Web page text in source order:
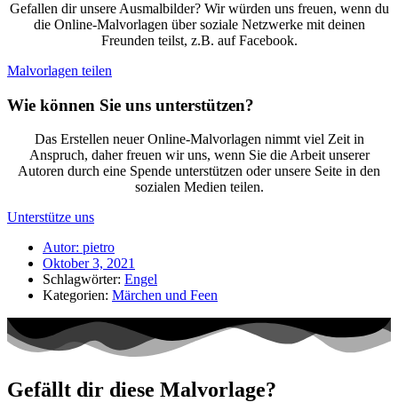
Gefallen dir unsere Ausmalbilder? Wir würden uns freuen, wenn du
die Online-Malvorlagen über soziale Netzwerke mit deinen
Freunden teilst, z.B. auf Facebook.
Malvorlagen teilen
Wie können Sie uns unterstützen?
Das Erstellen neuer Online-Malvorlagen nimmt viel Zeit in
Anspruch, daher freuen wir uns, wenn Sie die Arbeit unserer
Autoren durch eine Spende unterstützen oder unsere Seite in den
sozialen Medien teilen.
Unterstütze uns
Autor: pietro
Oktober 3, 2021
Schlagwörter: Engel
Kategorien: Märchen und Feen
Gefällt dir diese Malvorlage?